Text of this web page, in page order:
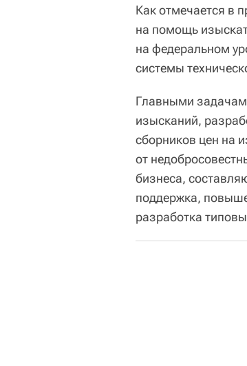
Как отмечается в
на помощь
на федеральном
системы
Главными
изысканий,
сборников цен на
от
бизнеса,
поддержка,
разработка